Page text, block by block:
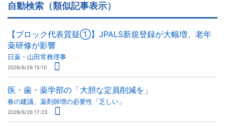
自動検索（類似記事表示）
【ブロック代表質疑①】JPALS新規登録が大幅増、老年
薬研修が影響
日薬・山田常務理事
2026/6/29 15:10
医・歯・薬学部の「大胆な定員削減を」
春の建議、薬剤師増の必要性「乏しい」
2026/6/26 17:23